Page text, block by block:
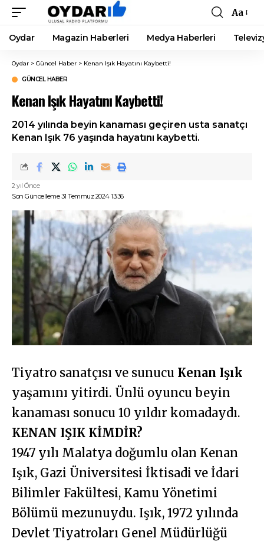
Font
Resizer
Aa
Oydar Magazin Haberleri Medya Haberleri
Oydar > Güncel Haber > Kenan Işık Hayatını Kaybetti!
GÜNCEL HABER
Kenan Işık Hayatını Kaybetti!
2014 yılında beyin kanaması geçiren usta sanatçı
Kenan Işık 76 yaşında hayatını kaybetti.
Son Güncelleme 31 Temmuz 2024 13:36
2 yıl Önce
Tiyatro sanatçısı ve sunucu Kenan Işık
yaşamını yitirdi. Ünlü oyuncu beyin
kanaması sonucu 10 yıldır komadaydı.
KENAN IŞIK KİMDİR?
1947 yılı Malatya doğumlu olan Kenan
Işık, Gazi Üniversitesi İktisadi ve İdari
Bilimler Fakültesi, Kamu Yönetimi
Bölümü mezunuydu. Işık, 1972 yılında
Devlet Tiyatroları Genel Müdürlüğü